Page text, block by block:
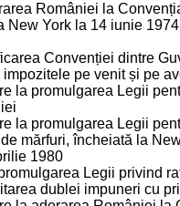
României la
New York la 14 iunie
Convenției dintre
pe venit și pe
la promulgarea Legii
la promulgarea Legii
mărfuri, încheiată la
1980
Legii privind
dublei impuneri cu